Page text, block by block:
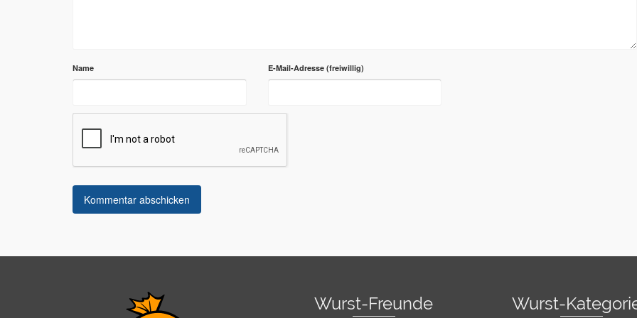
Name E-Mail-Adresse
Wurst-Freunde Wurst-